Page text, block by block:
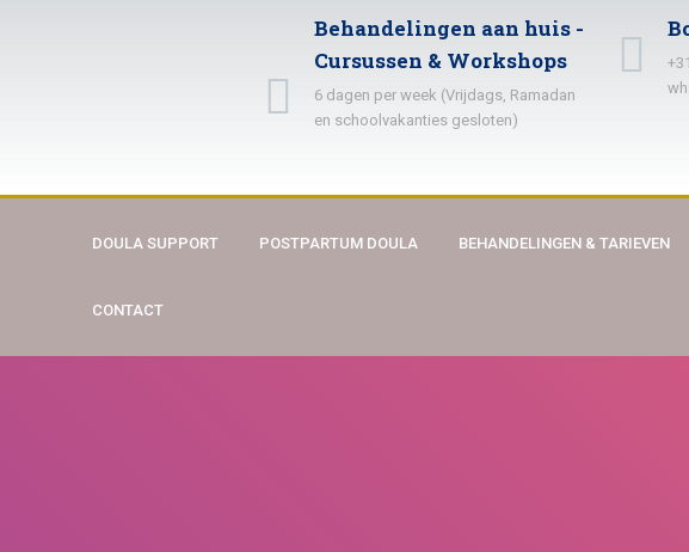
Behandelingen aan huis -
Cursussen & Workshops
6 dagen per week (Vrijdags, Ramadan
en schoolvakanties gesloten)
DOULA SUPPORT POSTPARTUM DOULA BEHANDELINGEN & TARIEVEN
CONTACT